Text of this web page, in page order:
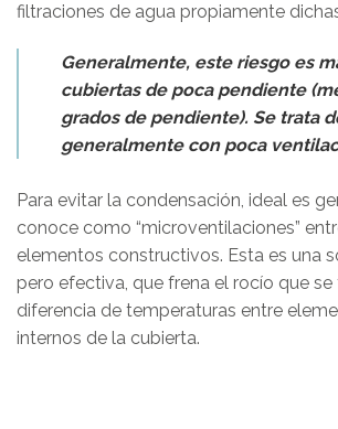
filtraciones de agua propiamente
Generalmente, este riesgo es
cubiertas de poca pendiente
grados de pendiente). Se trata
generalmente con poca
Para evitar la condensación, ideal es
conoce como “microventilaciones”
elementos constructivos. Esta es una
pero efectiva, que frena el rocío que
diferencia de temperaturas entre
internos de la cubierta.